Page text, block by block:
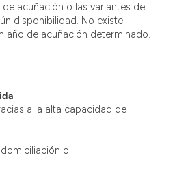
acuñación o las variantes de
disponibilidad. No existe
año de acuñación determinado.
a la alta capacidad de
o